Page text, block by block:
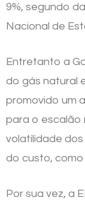
9%, segundo
Nacional de
Entretanto a
do gás natural
promovido um
para o escalão
volatilidade
do custo,
Por sua vez, a